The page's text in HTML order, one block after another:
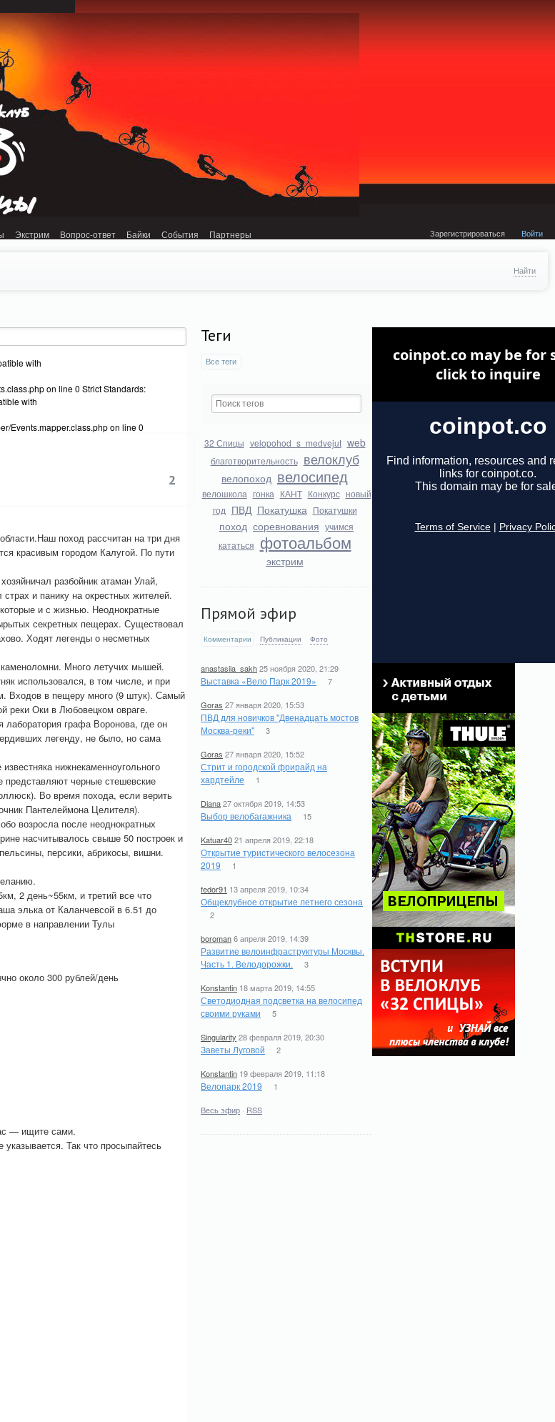
Экстрим Вопрос-ответ Байки События Партнеры Зарегистрироваться Войти
Найти
Теги
Все теги
32 Спицы velopohod_s_medvejut web
благотворительность велоклуб
велопоход велосипед
велошкола гонка КАНТ Конкурс новый
год ПВД Покатушка Покатушки
поход соревнования учимся
кататься фотоальбом
экстрим
Прямой эфир
Комментарии Публикации Фото
anastasiia_sakh25 ноября 2020, 21:29
Выставка «Вело Парк 2019» 7
Goras 27 января 2020, 15:53
ПВД для новичков "Двенадцать мостов
Москва-реки"
3
Goras 27 января 2020, 15:52
Стрит и городской фрирайд на
хардтейле
1
Diana27 октября 2019, 14:53
Выбор велобагажника 15
Katuar4021 апреля 2019, 22:18
Открытие туристического велосезона
2019
1
fedor91 13 апреля 2019, 10:34
Общеклубное открытие летнего сезона
2
boroman6 апреля 2019, 14:39
Развитие велоинфраструктуры Москвы.
Часть 1. Велодорожки.
3
Konstantin 18 марта 2019, 14:55
Светодиодная подсветка на велосипед
своими руками
5
Singularity 28 февраля 2019, 20:30
Заветы Луговой 2
Konstantin 19 февраля 2019, 11:18
Велопарк 2019 1
Весь эфир · RSS
with
on line 0 Strict Standards:
with
Events.mapper.class.php on line 0
2
поход рассчитан на три дня
красивым городом Калугой. По пути
разбойник атаман Улай,
и панику на окрестных жителей.
и с жизнью. Неоднократные
секретных пещерах. Существовал
Ходят легенды о несметных
Много летучих мышей.
использовался, в том числе, и при
Входов в пещеру много (9 штук). Самый
реки Оки в Любовецком овраге.
графа Воронова, где он
легенду, не было, но сама
нижнекаменноугольного
представляют черные стешевские
Во время похода, если верить
Пантелеймона Целителя).
возросла после неоднократных
насчитывалось свыше 50 построек и
персики, абрикосы, вишни.
2 день~55км, и третий все что
элька от Каланчевсой в 6.51 до
в направлении Тулы
около 300 рублей/день
— ищите сами.
Так что просыпайтесь